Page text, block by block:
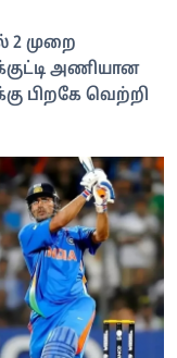
2 முறை
அணியான
பிறகே வெற்றி